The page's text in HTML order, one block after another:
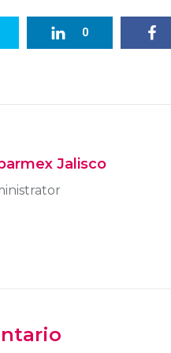
0
Jalisco